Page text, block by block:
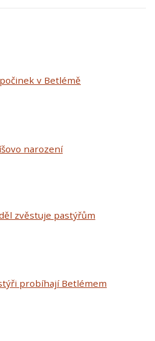
v Betlémě
narození
zvěstuje pastýřům
probíhají Betlémem